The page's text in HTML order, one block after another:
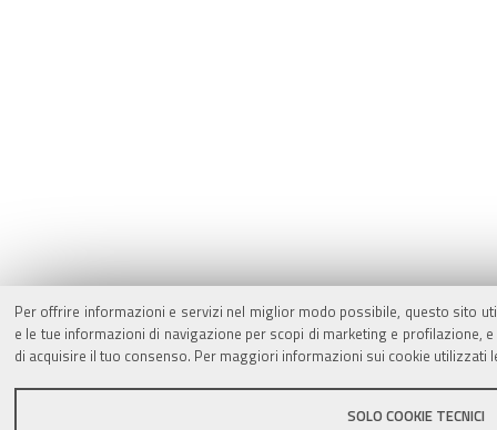
Per offrire informazioni e servizi nel miglior modo possibile, questo sito
e le tue informazioni di navigazione per scopi di marketing e
di acquisire il tuo consenso. Per maggiori informazioni sui cookie utilizzati
SOLO COOKIE TECNICI